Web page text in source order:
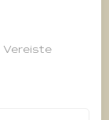
Vereiste